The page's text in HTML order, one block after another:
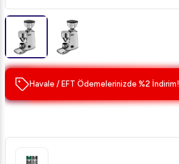
Havale / EFT Ödemelerinizde %2 İndirim!